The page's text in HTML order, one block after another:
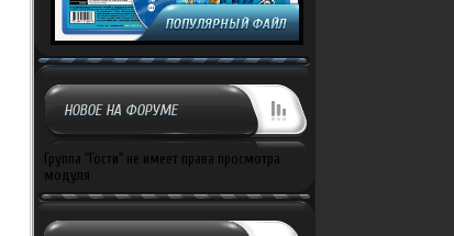
НОВОЕ НА ФОРУМЕ
Группа "Гости" не имеет права просмотра
модуля